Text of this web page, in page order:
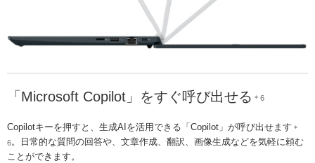
「Microsoft Copilot」をすぐ呼び出せる ＊6
Copilotキーを押すと、生成AIを活用できる「Copilot」が呼び出せます ＊
6。日常的な質問の回答や、文章作成、翻訳、画像生成などを気軽に頼む
ことができます。